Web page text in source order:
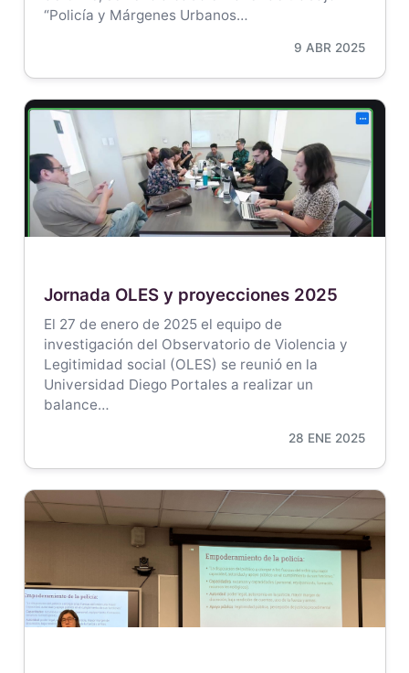
“Policía y Márgenes Urbanos…
9 ABR 2025
Jornada OLES y proyecciones 2025
El 27 de enero de 2025 el equipo de
investigación del Observatorio de Violencia y
Legitimidad social (OLES) se reunió en la
Universidad Diego Portales a realizar un
balance…
28 ENE 2025